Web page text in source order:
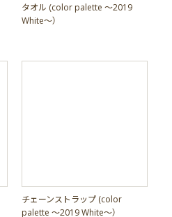
fanclubタオル (color palette ～2019
White～）
チェーンストラップ (color
palette ～2019 White～）